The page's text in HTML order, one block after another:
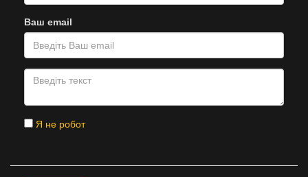
Ваш email
Я не робот